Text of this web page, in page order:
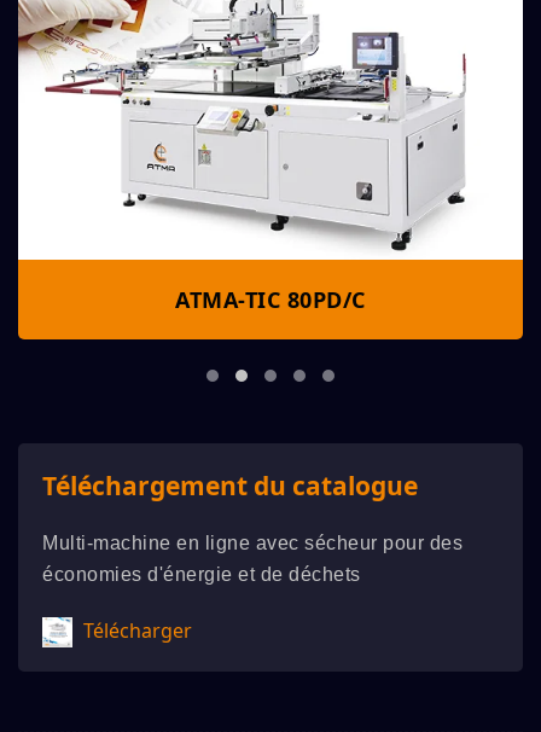
ATMA-TIC 80PD/C
Téléchargement du catalogue
Multi-machine en ligne avec sécheur pour des
économies d'énergie et de déchets
Télécharger